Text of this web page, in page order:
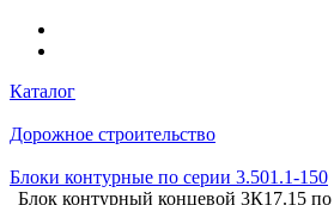
Каталог
Дорожное строительство
Блоки контурные по серии 3.501.1-150
Блок контурный концевой 3К17.15 по